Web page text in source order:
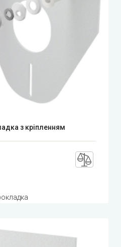
з кріпленням